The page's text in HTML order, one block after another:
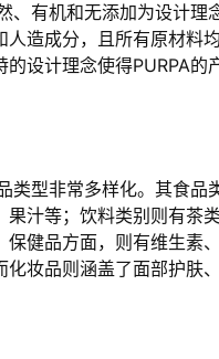
、有机和无添加为设计理
人造成分，且所有原材料
的设计理念使得PURPA的
类型非常多样化。其食品
果汁等；饮料类别则有茶
保健品方面，则有维生素
化妆品则涵盖了面部护肤